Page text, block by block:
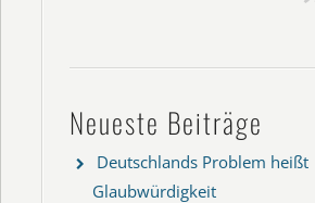
Neueste Beiträge
Deutschlands Problem heißt
Glaubwürdigkeit